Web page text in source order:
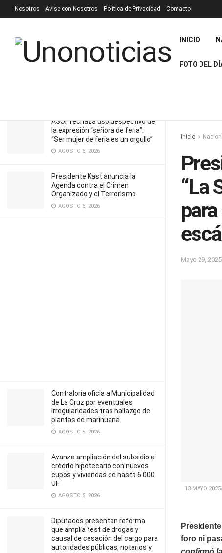
RECIENTES TENDENCIA Filtrar
Presidente de la comisión de Salud:
“La SUSESO no puede seguir mutis
ASOF rechaza uso despectivo de
la expresión “señora de feria”:
“Ser mujer de feria es un orgullo”
AGOSTO 6, 2026
Presidente Kast anuncia la
Agenda contra el Crimen
Organizado y el Terrorismo
AGOSTO 6, 2026
Contraloría oficia a Municipalidad
de La Cruz por eventuales
irregularidades tras hallazgo de
plantas de marihuana
AGOSTO 5, 2026
Avanza ampliación del subsidio al
crédito hipotecario con nuevos
cupos y viviendas de hasta 6.000
UF
AGOSTO 5, 2026
Diputados presentan reforma
que amplía test de drogas y
causal de cesación del cargo para
autoridades públicas, notarios y
Nosotros Avise con Nosotros Política de Privacidad Contacto
INICIO
FOTO DEL
Inicio
“La
Mayo 29, 2025
13 MAYO
foro ni
confirmó